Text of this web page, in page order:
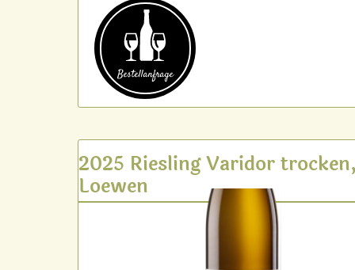
Bestell­anfrage
2025 Riesling Varidor
Loewen